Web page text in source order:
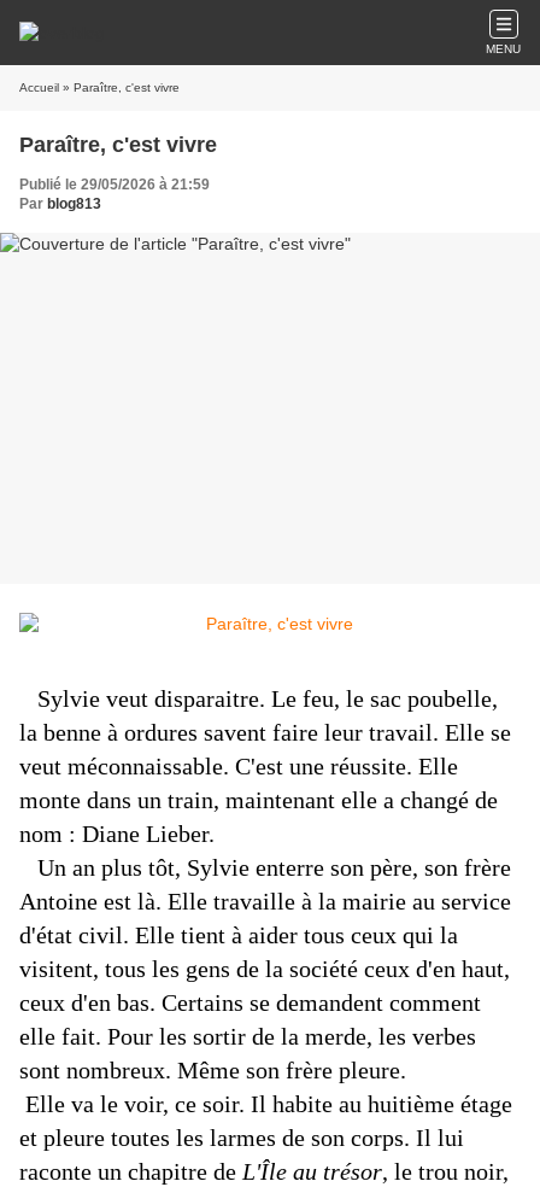
MENU
Accueil » Paraître, c'est vivre
Paraître, c'est vivre
Publié le 29/05/2026 à 21:59
Par blog813
Sylvie veut disparaitre. Le feu, le sac poubelle,
la benne à ordures savent faire leur travail. Elle se
veut méconnaissable. C'est une réussite. Elle
monte dans un train, maintenant elle a changé de
nom : Diane Lieber.
Un an plus tôt, Sylvie enterre son père, son frère
Antoine est là. Elle travaille à la mairie au service
d'état civil. Elle tient à aider tous ceux qui la
visitent, tous les gens de la société ceux d'en haut,
ceux d'en bas. Certains se demandent comment
elle fait. Pour les sortir de la merde, les verbes
sont nombreux. Même son frère pleure.
Elle va le voir, ce soir. Il habite au huitième étage
et pleure toutes les larmes de son corps. Il lui
raconte un chapitre de L'Île au trésor, le trou noir,